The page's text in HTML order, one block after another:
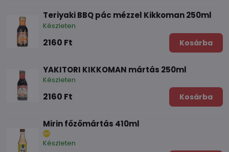
Teriyaki BBQ pác mézzel Kikkoman 250ml
Készleten
2160 Ft Kosárba
YAKITORI KIKKOMAN mártás 250ml
Készleten
2160 Ft Kosárba
Mirin főzőmártás 410ml
Készleten